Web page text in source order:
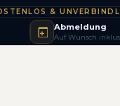
& UNVERBINDLICH·
Abmeldung
Auf Wunsch